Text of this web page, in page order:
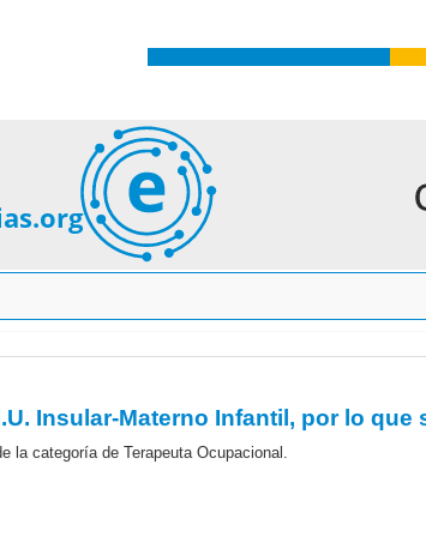
la categoría de Terapeuta Ocupacional.